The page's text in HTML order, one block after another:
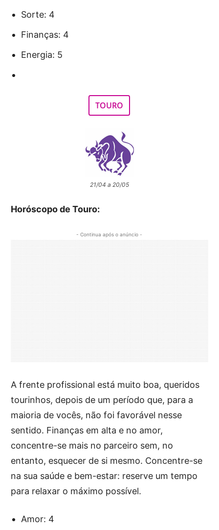
Sorte: 4
Finanças: 4
Energia: 5
TOURO
21/04 a 20/05
Horóscopo de Touro:
- Continua após o anúncio -
A frente profissional está muito boa, queridos
tourinhos, depois de um período que, para a
maioria de vocês, não foi favorável nesse
sentido. Finanças em alta e no amor,
concentre-se mais no parceiro sem, no
entanto, esquecer de si mesmo. Concentre-se
na sua saúde e bem-estar: reserve um tempo
para relaxar o máximo possível.
Amor: 4